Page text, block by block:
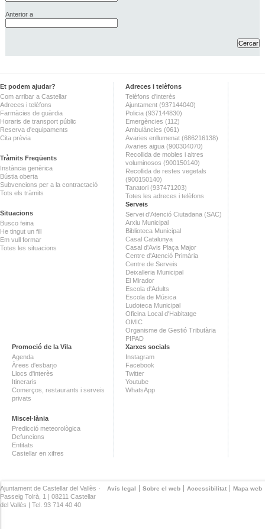
Anterior a
Et podem ajudar?
Com arribar a Castellar
Adreces i telèfons
Farmàcies de guàrdia
Horaris de transport públic
Reserva d'equipaments
Cita prèvia
Tràmits Freqüents
Instància genèrica
Bústia oberta
Subvencions per a la contractació
Tots els tràmits
Situacions
Busco feina
He tingut un fill
Em vull formar
Totes les situacions
Adreces i telèfons
Telèfons d'interès
Ajuntament (937144040)
Policia (937144830)
Emergències (112)
Ambulàncies (061)
Avaries enllumenat (686216138)
Avaries aigua (900304070)
Recollida de mobles i altres
voluminosos (900150140)
Recollida de restes vegetals
(900150140)
Tanatori (937471203)
Totes les adreces i telèfons
Serveis
Servei d'Atenció Ciutadana (SAC)
Arxiu Municipal
Biblioteca Municipal
Casal Catalunya
Casal d'Avis Plaça Major
Centre d'Atenció Primària
Centre de Serveis
Deixalleria Municipal
El Mirador
Escola d'Adults
Escola de Música
Ludoteca Municipal
Oficina Local d'Habitatge
OMIC
Organisme de Gestió Tributària
PIPAD
Promoció de la Vila
Agenda
Àrees d'esbarjo
Llocs d'interès
Itineraris
Comerços, restaurants i serveis
privats
Miscel·lània
Predicció meteorològica
Defuncions
Entitats
Castellar en xifres
Xarxes socials
Instagram
Facebook
Twitter
Youtube
WhatsApp
Avís legal Sobre el web Accessibilitat Mapa web
Ajuntament de Castellar del Vallès ·
Passeig Tolrà, 1 | 08211 Castellar
del Vallès | Tel. 93 714 40 40